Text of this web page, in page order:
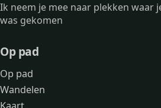
Ik neem je mee naar plekken waar
was gekomen
Op pad
Op pad
Wandelen